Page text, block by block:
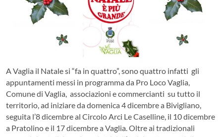
A Vaglia il Natale si “fa in quattro”, sono quattro infatti gli
appuntamenti messi in programma da Pro Loco Vaglia,
Comune di Vaglia, associazioni e commercianti su tutto il
territorio, ad iniziare da domenica 4 dicembre a Bivigliano,
seguita l’8 dicembre al Circolo Arci Le Caselline, il 10 dicembre
a Pratolino e il 17 dicembre a Vaglia. Oltre ai tradizionali